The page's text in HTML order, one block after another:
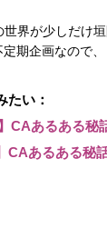
界が少しだけ
定期企画なので
たい：
CAあるある秘
CAあるある秘